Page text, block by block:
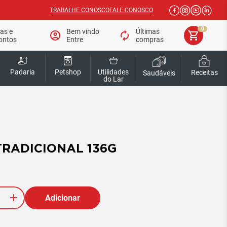
TRABALHE CONOSCOFALE CONOSCO
e
account_circle
Bem vindo
Entre
autorenew
Últimas
compras
shopping_cart
0
Padaria Petshop
Utilidades
do Lar
Saudáveis Receitas
136G
Adicionar